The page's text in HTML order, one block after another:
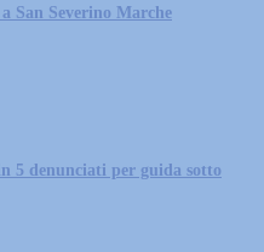
San Severino Marche
5 denunciati per guida sotto